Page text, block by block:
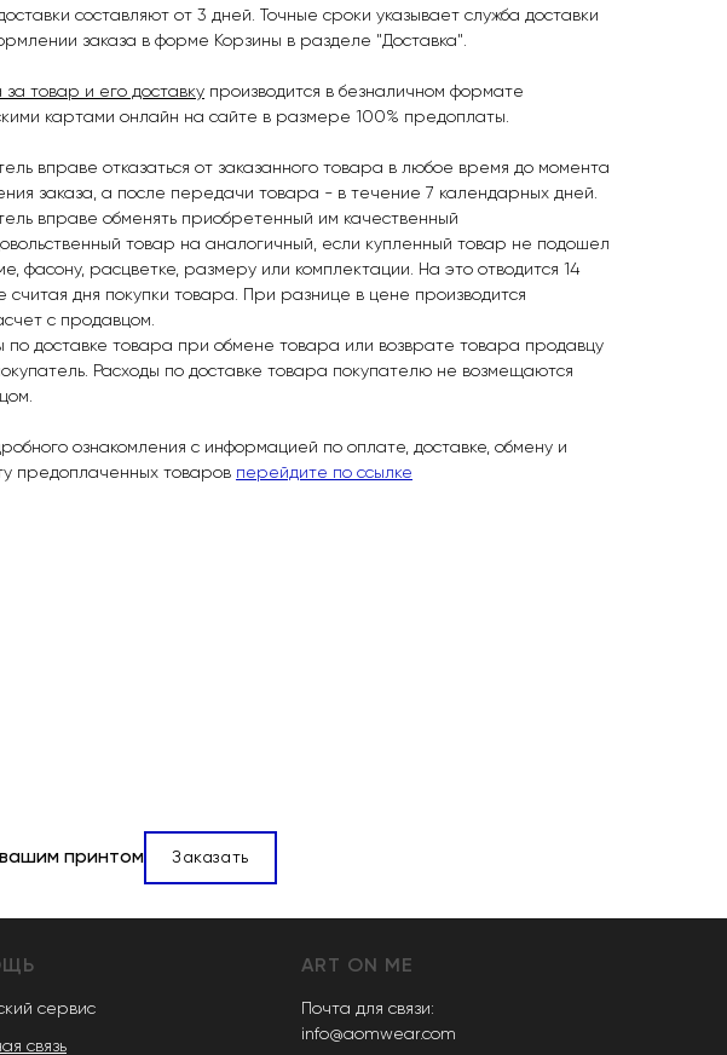
составляют от 3 дней. Точные сроки указывает служба доставки
заказа в форме Корзины в разделе "Доставка".
товар и его доставку производится в безналичном формате
картами онлайн на сайте в размере 100% предоплаты.
вправе отказаться от заказанного товара в любое время до момента
заказа, а после передачи товара - в течение 7 календарных дней.
вправе обменять приобретенный им качественный
товар на аналогичный, если купленный товар не подошел
фасону, расцветке, размеру или комплектации. На это отводится 14
считая дня покупки товара. При разнице в цене производится
с продавцом.
по доставке товара при обмене товара или возврате товара продавцу
Расходы по доставке товара покупателю не возмещаются
ознакомления с информацией по оплате, доставке, обмену и
предоплаченных товаров перейдите по ссылке
принтом Заказать
сервис
связь
ART ON ME
Почта для связи:
info@aomwear.com